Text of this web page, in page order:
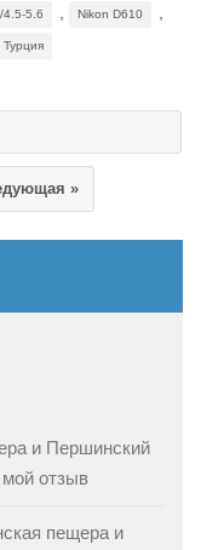
4.5-5.6 Nikon D610
Турция
»
и Першинский
мой отзыв
пещера и